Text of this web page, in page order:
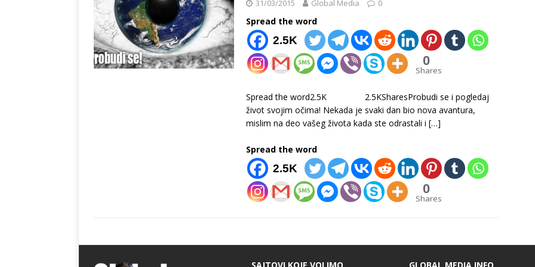
31/03/2015 Global Media 0
Spread the word
2.5K
0
Shares
Spread the word2.5K 2.5KSharesProbudi se i pogledaj
život svojim očima! Nekada je svaki dan bio nova avantura,
mislim na deo vašeg života kada ste odrastali i […]
Spread the word
2.5K
0
Shares